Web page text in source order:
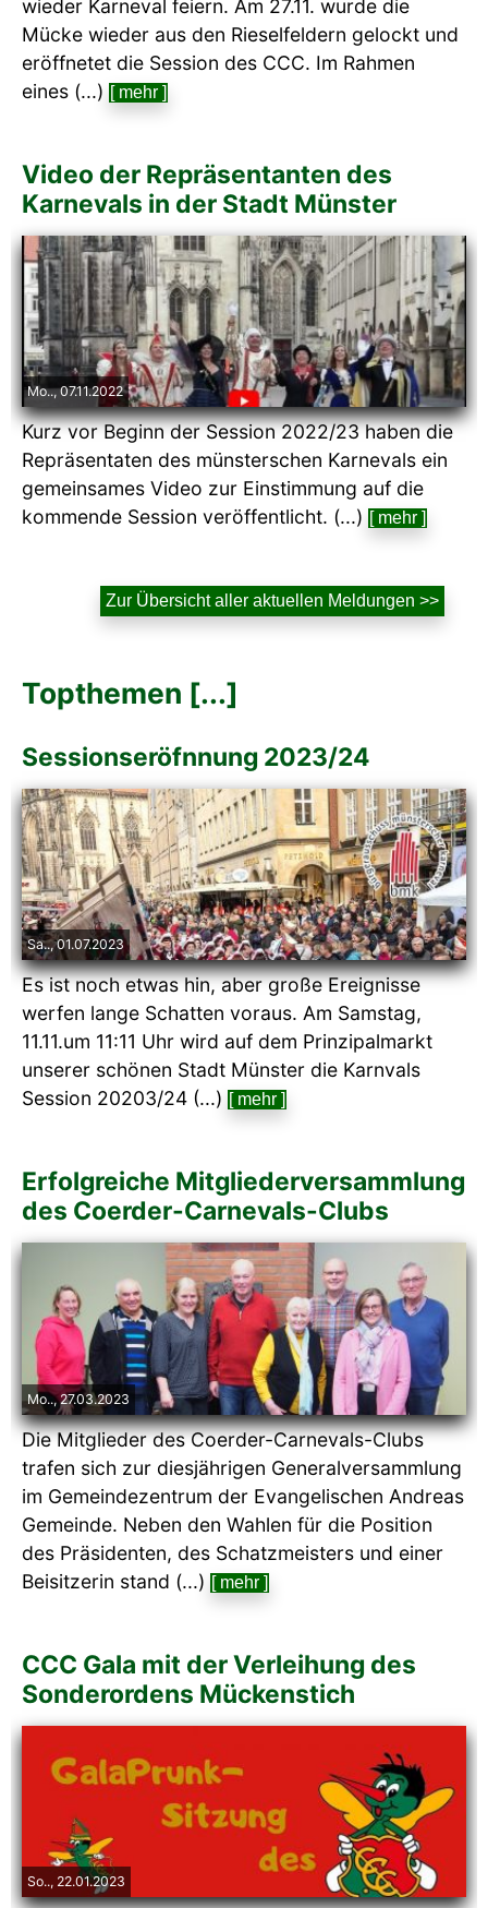
wieder Karneval feiern. Am 27.11. wurde die
Mücke wieder aus den Rieselfeldern gelockt und
eröffnetet die Session des CCC. Im Rahmen
eines (...) [ mehr ]
Video der Repräsentanten des
Karnevals in der Stadt Münster
Mo.., 07.11.2022
Kurz vor Beginn der Session 2022/23 haben die
Repräsentaten des münsterschen Karnevals ein
gemeinsames Video zur Einstimmung auf die
kommende Session veröffentlicht. (...) [ mehr ]
Zur Übersicht aller aktuellen Meldungen >>
Topthemen [...]
Sessionseröfnnung 2023/24
Sa.., 01.07.2023
Es ist noch etwas hin, aber große Ereignisse
werfen lange Schatten voraus. Am Samstag,
11.11.um 11:11 Uhr wird auf dem Prinzipalmarkt
unserer schönen Stadt Münster die Karnvals
Session 20203/24 (...) [ mehr ]
Erfolgreiche Mitgliederversammlung
des Coerder-Carnevals-Clubs
Mo.., 27.03.2023
Die Mitglieder des Coerder-Carnevals-Clubs
trafen sich zur diesjährigen Generalversammlung
im Gemeindezentrum der Evangelischen Andreas
Gemeinde. Neben den Wahlen für die Position
des Präsidenten, des Schatzmeisters und einer
Beisitzerin stand (...) [ mehr ]
CCC Gala mit der Verleihung des
Sonderordens Mückenstich
So.., 22.01.2023